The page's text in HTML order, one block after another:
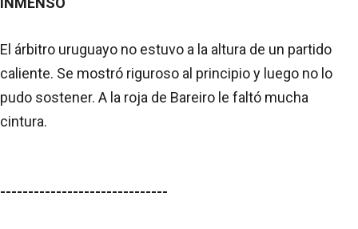
El árbitro uruguayo no estuvo a la altura de un partido
caliente. Se mostró riguroso al principio y luego no lo
pudo sostener. A la roja de Bareiro le faltó mucha
cintura.
------------------------------